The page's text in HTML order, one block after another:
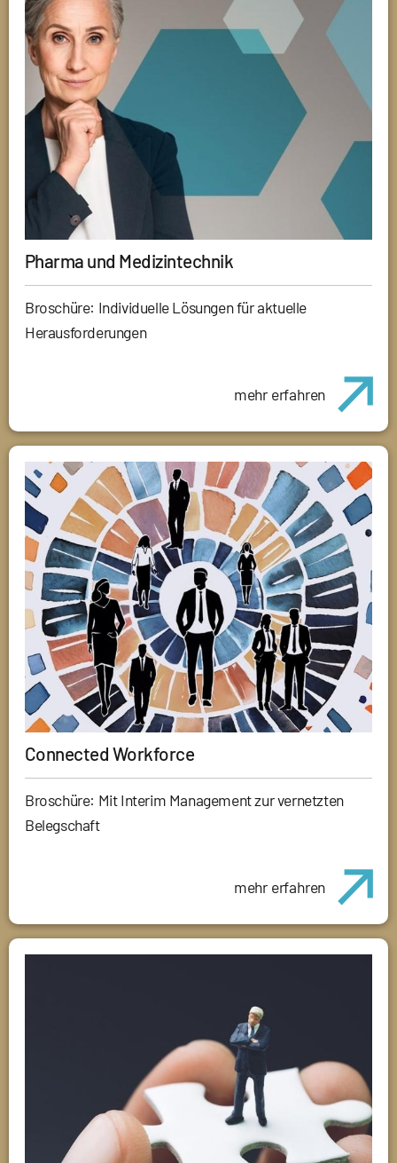
Pharma und Medizintechnik
Broschüre: Individuelle Lösungen für aktuelle
Herausforderungen
mehr erfahren
Connected Workforce
Broschüre: Mit Interim Management zur vernetzten
Belegschaft
mehr erfahren